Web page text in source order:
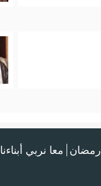
معا نربي أبناءنا